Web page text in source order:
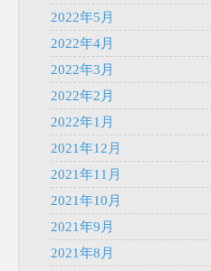
2022年5月
2022年4月
2022年3月
2022年2月
2022年1月
2021年12月
2021年11月
2021年10月
2021年9月
2021年8月